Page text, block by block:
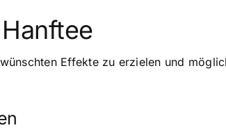
Effekte zu erzielen und